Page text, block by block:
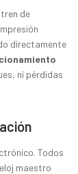
de
directamente
ni pérdidas
Todos
maestro